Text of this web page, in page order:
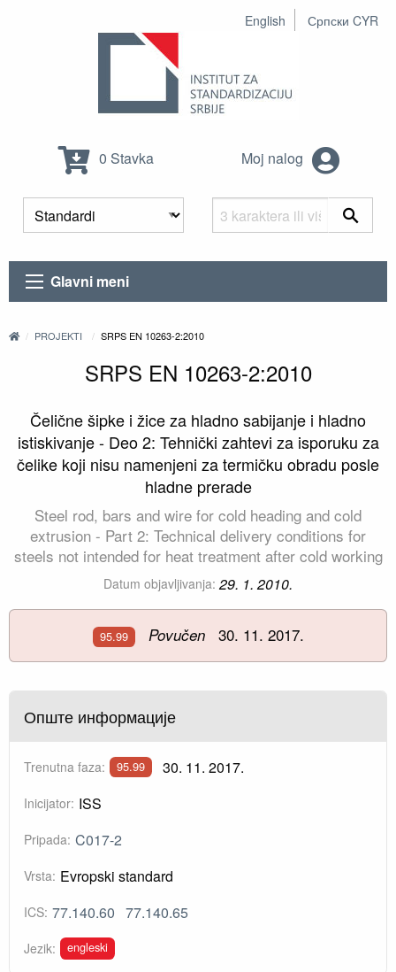
English Српски CYR
0 Stavka Moj nalog
Glavni meni
PROJEKTI SRPS EN 10263-2:2010
SRPS EN 10263-2:2010
Čelične šipke i žice za hladno sabijanje i hladno
istiskivanje - Deo 2: Tehnički zahtevi za isporuku za
čelike koji nisu namenjeni za termičku obradu posle
hladne prerade
Steel rod, bars and wire for cold heading and cold
extrusion - Part 2: Technical delivery conditions for
steels not intended for heat treatment after cold working
Datum objavljivanja: 29. 1. 2010.
95.99 Povučen30. 11. 2017.
Опште информације
Trenutna faza: 95.99 30. 11. 2017.
Inicijator: ISS
Pripada: C017-2
Vrsta: Evropski standard
ICS: 77.140.60 77.140.65
Jezik: engleski